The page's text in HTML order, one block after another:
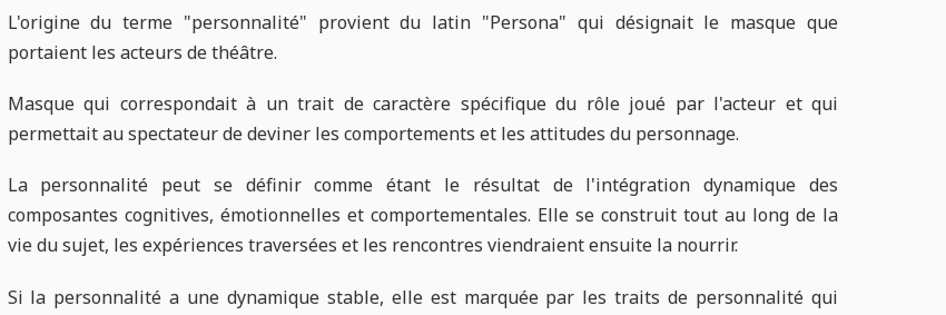
L'origine du terme "personnalité" provient du latin "Persona" qui désignait le masque que
portaient les acteurs de théâtre.
Masque qui correspondait à un trait de caractère spécifique du rôle joué par l'acteur et qui
permettait au spectateur de deviner les comportements et les attitudes du personnage.
La personnalité peut se définir comme étant le résultat de l'intégration dynamique des
composantes cognitives, émotionnelles et comportementales. Elle se construit tout au long de la
vie du sujet, les expériences traversées et les rencontres viendraient ensuite la nourrir.
Si la personnalité a une dynamique stable, elle est marquée par les traits de personnalité qui